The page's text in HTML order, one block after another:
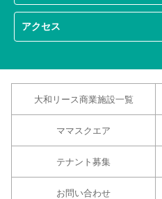
アクセス
大和リース商業施設一覧
ママスクエア
テナント募集
お問い合わせ